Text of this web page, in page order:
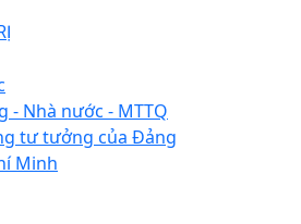
- Nhà nước - MTTQ
tư tưởng của Đảng
Minh